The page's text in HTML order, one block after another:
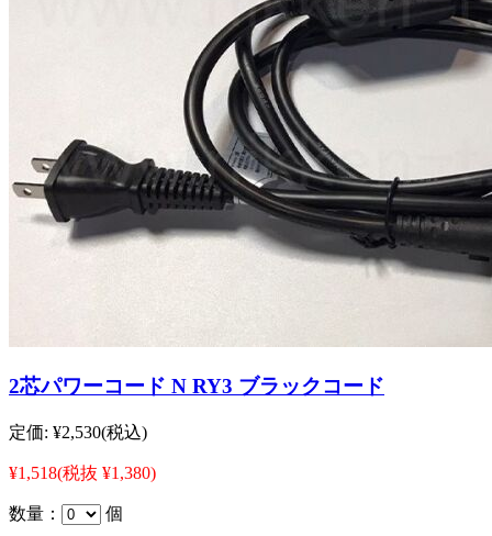
2芯パワーコード N RY3 ブラックコード
定価: ¥2,530(税込)
¥1,518(税抜 ¥1,380)
数量： 個